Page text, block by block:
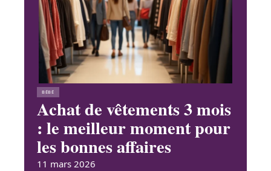
BÉBÉ
Achat de vêtements 3 mois
: le meilleur moment pour
les bonnes affaires
11 mars 2026